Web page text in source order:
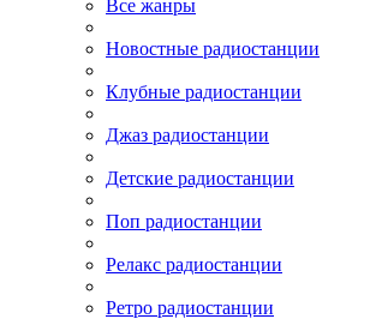
Все жанры
Новостные радиостанции
Клубные радиостанции
Джаз радиостанции
Детские радиостанции
Поп радиостанции
Релакс радиостанции
Ретро радиостанции